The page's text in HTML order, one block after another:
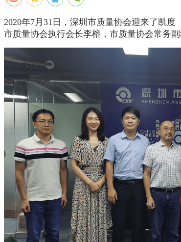
2020年7月31日，深圳市质量协会迎来了凯度
市质量协会执行会长李榕，市质量协会常务